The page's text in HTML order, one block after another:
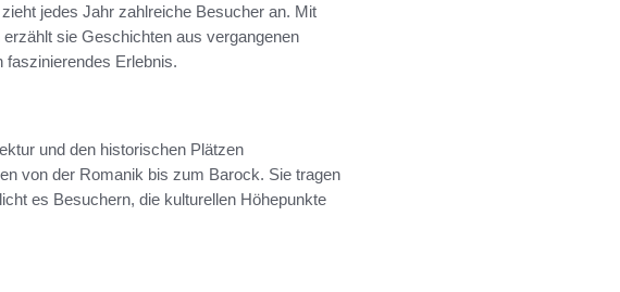
zieht jedes Jahr zahlreiche Besucher an. Mit
erzählt sie Geschichten aus vergangenen
faszinierendes Erlebnis.
und den historischen Plätzen
von der Romanik bis zum Barock. Sie tragen
es Besuchern, die kulturellen Höhepunkte